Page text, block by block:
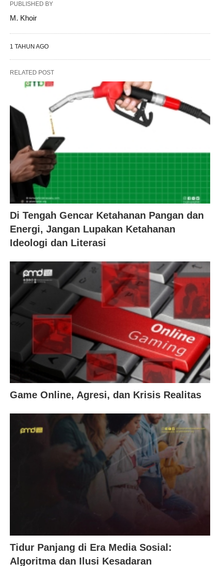
PUBLISHED BY
M. Khoir
1 TAHUN AGO
RELATED POST
Di Tengah Gencar Ketahanan Pangan dan
Energi, Jangan Lupakan Ketahanan
Ideologi dan Literasi
Game Online, Agresi, dan Krisis Realitas
Tidur Panjang di Era Media Sosial:
Algoritma dan Ilusi Kesadaran